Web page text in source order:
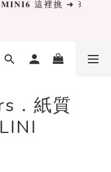
這裡挑 ➜ ꒱
．紙質